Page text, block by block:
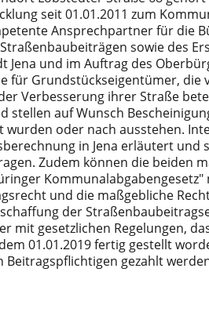
seit 01.01.2011 zum
Ansprechpartner für die
sowie des
Jena und im Auftrag des
für Grundstückseigentümer, die
Verbesserung ihrer Straße
stellen auf Wunsch
wurden oder nach ausstehen.
in Jena erläutert
Zudem können die beiden
und die maßgebliche
der
mit gesetzlichen Regelungen,
01.01.2019 fertig gestellt
gezahlt